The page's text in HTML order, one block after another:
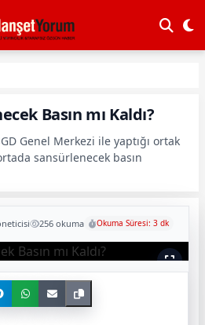
Basın mı Kaldı?
Genel Merkezi ile yaptığı ortak
sansürlenecek basın
256 okuma Okuma Süresi: 3 dk